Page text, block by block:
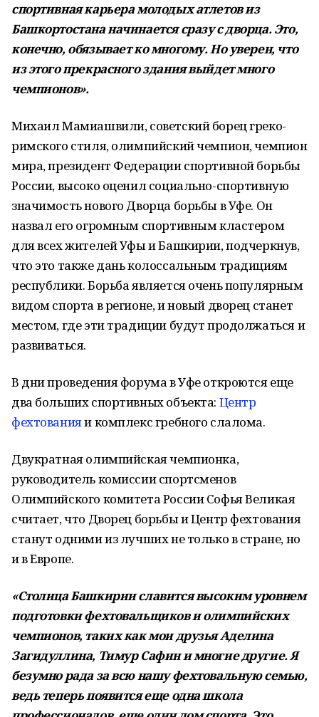
спортивная карьера молодых атлетов из
Башкортостана начинается сразу с дворца. Это,
конечно, обязывает ко многому. Но уверен, что
из этого прекрасного здания выйдет много
чемпионов».
Михаил Мамиашвили, советский борец греко-
римского стиля, олимпийский чемпион, чемпион
мира, президент Федерации спортивной борьбы
России, высоко оценил социально-спортивную
значимость нового Дворца борьбы в Уфе. Он
назвал его огромным спортивным кластером
для всех жителей Уфы и Башкирии, подчеркнув,
что это также дань колоссальным традициям
республики. Борьба является очень популярным
видом спорта в регионе, и новый дворец станет
местом, где эти традиции будут продолжаться и
развиваться.
В дни проведения форума в Уфе откроются еще
два больших спортивных объекта: Центр
фехтованияи комплекс гребного слалома.
Двукратная олимпийская чемпионка,
руководитель комиссии спортсменов
Олимпийского комитета России Софья Великая
считает, что Дворец борьбы и Центр фехтования
станут одними из лучших не только в стране, но
и в Европе.
«Столица Башкирии славится высоким уровнем
подготовки фехтовальщиков и олимпийских
чемпионов, таких как мои друзья Аделина
Загидуллина, Тимур Сафин и многие другие. Я
безумно рада за всю нашу фехтовальную семью,
ведь теперь появится еще одна школа